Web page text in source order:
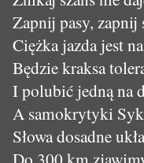
Zapnij pasy, zapnij
Ciężka jazda jest
Będzie kraksa
I polubić jedną na
A samokrytyki
Słowa dosadne